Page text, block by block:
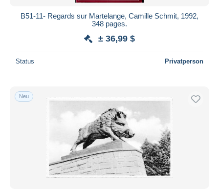
B51-11- Regards sur Martelange, Camille Schmit, 1992,
348 pages.
± 36,99 $
Status Privatperson
Neu